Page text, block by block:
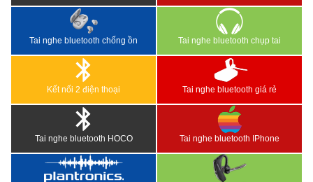
Tai nghe bluetooth chống ồn Tai nghe bluetooth chụp tai
Kết nối 2 điện thoại Tai nghe bluetooth giá rẻ
Tai nghe bluetooth HOCO Tai nghe bluetooth IPhone